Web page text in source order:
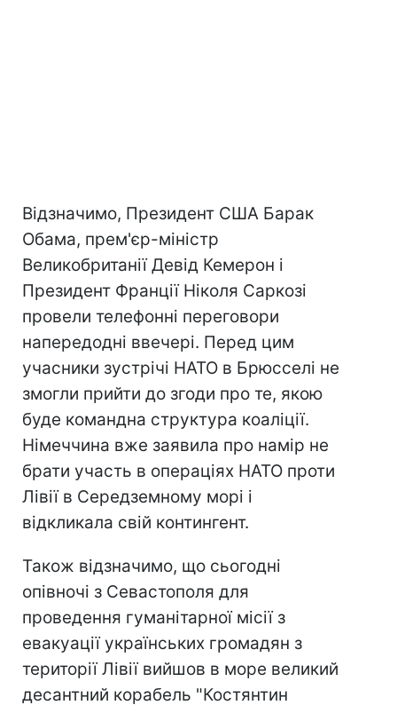
Відзначимо, Президент США Барак
Обама, прем'єр-міністр
Великобританії Девід Кемерон і
Президент Франції Ніколя Саркозі
провели телефонні переговори
напередодні ввечері. Перед цим
учасники зустрічі НАТО в Брюсселі не
змогли прийти до згоди про те, якою
буде командна структура коаліції.
Німеччина вже заявила про намір не
брати участь в операціях НАТО проти
Лівії в Середземному морі і
відкликала свій контингент.
Також відзначимо, що сьогодні
опівночі з Севастополя для
проведення гуманітарної місії з
евакуації українських громадян з
території Лівії вийшов в море великий
десантний корабель "Костянтин